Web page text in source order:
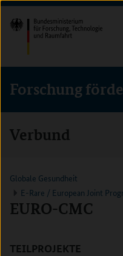
Direkt
zum
Inhalt
(Eingabetaste)
Direkt
zum
Hauptmenu
(Eingabetaste)
Direkt
zur
Suche
(Eingabetaste)
Forschung
Verbund
Globale Gesundheit
E-Rare / European Joint
EURO-CMC
TEILPROJEKTE